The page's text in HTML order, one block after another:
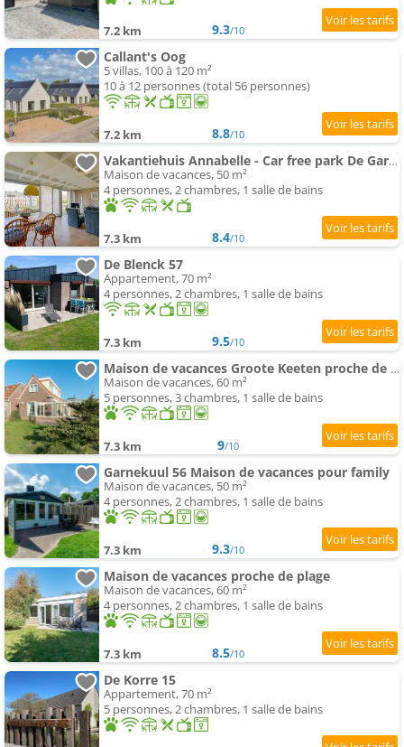
7.2 km 9.3/10
Callant's Oog
5 villas, 100 à 120 m²
10 à 12 personnes (total 56 personnes)
7.2 km 8.8/10
Vakantiehuis Annabelle - Car free park De Garnekuul Callantsoog aan Zee
Maison de vacances, 50 m²
4 personnes, 2 chambres, 1 salle de bains
7.3 km 8.4/10
De Blenck 57
Appartement, 70 m²
4 personnes, 2 chambres, 1 salle de bains
7.3 km 9.5/10
Maison de vacances Groote Keeten proche de plage
Maison de vacances, 60 m²
5 personnes, 3 chambres, 1 salle de bains
7.3 km 9/10
Garnekuul 56 Maison de vacances pour family
Maison de vacances, 50 m²
4 personnes, 2 chambres, 1 salle de bains
7.3 km 9.3/10
Maison de vacances proche de plage
Maison de vacances, 60 m²
4 personnes, 2 chambres, 1 salle de bains
7.3 km 8.5/10
De Korre 15
Appartement, 70 m²
5 personnes, 2 chambres, 1 salle de bains